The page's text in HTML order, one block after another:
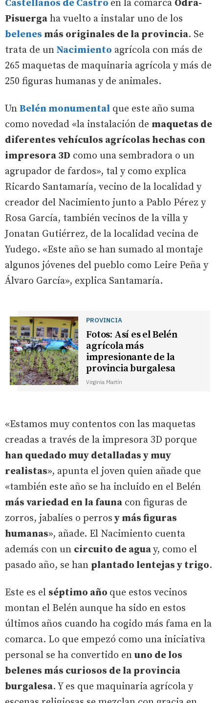
Castellanos de Castro en la comarca Odra-
Pisuerga ha vuelto a instalar uno de los
belenes más originales de la provincia. Se
trata de un Nacimiento agrícola con más de
265 maquetas de maquinaria agrícola y más de
250 figuras humanas y de animales.
Un Belén monumental que este año suma
como novedad «la instalación de maquetas de
diferentes vehículos agrícolas hechas con
impresora 3D como una sembradora o un
agrupador de fardos», tal y como explica
Ricardo Santamaría, vecino de la localidad y
creador del Nacimiento junto a Pablo Pérez y
Rosa García, también vecinos de la villa y
Jonatan Gutiérrez, de la localidad vecina de
Yudego. «Este año se han sumado al montaje
algunos jóvenes del pueblo como Leire Peña y
Álvaro García», explica Santamaría.
PROVINCIA
Fotos: Así es el Belén
agrícola más
impresionante de la
provincia burgalesa
Virginia Martín
«Estamos muy contentos con las maquetas
creadas a través de la impresora 3D porque
han quedado muy detalladas y muy
realistas», apunta el joven quien añade que
«también este año se ha incluido en el Belén
más variedad en la fauna con figuras de
zorros, jabalíes o perros y más figuras
humanas», añade. El Nacimiento cuenta
además con un circuito de aguay, como el
pasado año, se han plantado lentejas y trigo.
Este es el séptimo año que estos vecinos
montan el Belén aunque ha sido en estos
últimos años cuando ha cogido más fama en la
comarca. Lo que empezó como una iniciativa
personal se ha convertido en uno de los
belenes más curiosos de la provincia
burgalesa. Y es que maquinaria agrícola y